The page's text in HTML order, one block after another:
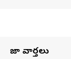
తాజా వార్తలు